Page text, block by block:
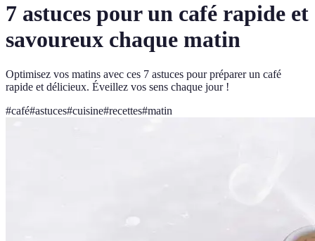
7 astuces pour un café rapide et
savoureux chaque matin
Optimisez vos matins avec ces 7 astuces pour préparer un café
rapide et délicieux. Éveillez vos sens chaque jour !
#café#astuces#cuisine#recettes#matin